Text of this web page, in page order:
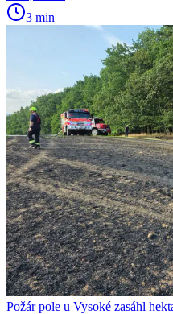
3 min
Požár pole u Vysoké zasáhl